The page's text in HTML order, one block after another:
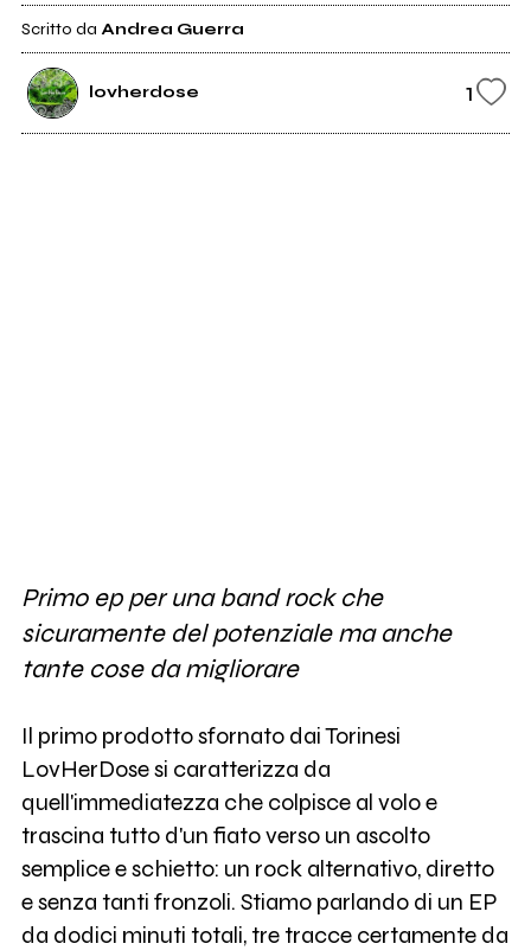
Scritto da Andrea Guerra
lovherdose 1
Primo ep per una band rock che
sicuramente del potenziale ma anche
tante cose da migliorare
Il primo prodotto sfornato dai Torinesi
LovHerDose si caratterizza da
quell'immediatezza che colpisce al volo e
trascina tutto d'un fiato verso un ascolto
semplice e schietto: un rock alternativo, diretto
e senza tanti fronzoli. Stiamo parlando di un EP
da dodici minuti totali, tre tracce certamente da